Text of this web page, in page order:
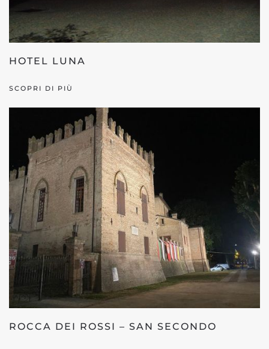
HOTEL LUNA
SCOPRI DI PIÙ
ROCCA DEI ROSSI – SAN SECONDO